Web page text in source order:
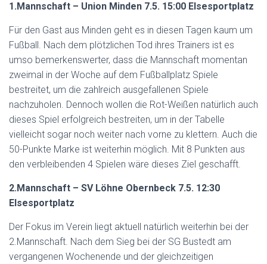
1.Mannschaft – Union Minden 7.5. 15:00 Elsesportplatz
Für den Gast aus Minden geht es in diesen Tagen kaum um
Fußball. Nach dem plötzlichen Tod ihres Trainers ist es
umso bemerkenswerter, dass die Mannschaft momentan
zweimal in der Woche auf dem Fußballplatz Spiele
bestreitet, um die zahlreich ausgefallenen Spiele
nachzuholen. Dennoch wollen die Rot-Weißen natürlich auch
dieses Spiel erfolgreich bestreiten, um in der Tabelle
vielleicht sogar noch weiter nach vorne zu klettern. Auch die
50-Punkte Marke ist weiterhin möglich. Mit 8 Punkten aus
den verbleibenden 4 Spielen wäre dieses Ziel geschafft.
2.Mannschaft – SV Löhne Obernbeck 7.5. 12:30
Elsesportplatz
Der Fokus im Verein liegt aktuell natürlich weiterhin bei der
2.Mannschaft. Nach dem Sieg bei der SG Bustedt am
vergangenen Wochenende und der gleichzeitigen